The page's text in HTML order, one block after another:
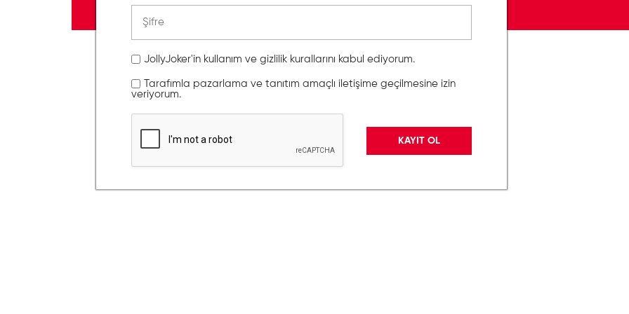
JollyJoker'in kullanım ve gizlilik kurallarını kabul ediyorum.
Tarafımla pazarlama ve tanıtım amaçlı iletişime geçilmesine izin
veriyorum.